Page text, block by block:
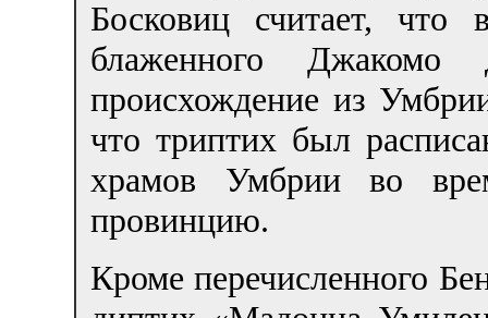
Босковиц считает, что
блаженного Джакомо
происхождение из
что триптих был
храмов Умбрии во
провинцию.
Кроме перечисленного